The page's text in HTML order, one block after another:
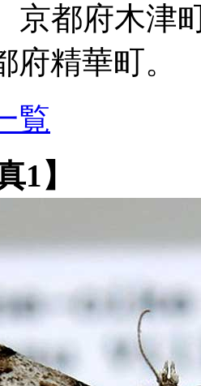
京都府木津
府精華町。
覧
1】